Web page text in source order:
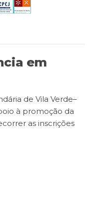
em
de Vila Verde–
à promoção da
as inscrições